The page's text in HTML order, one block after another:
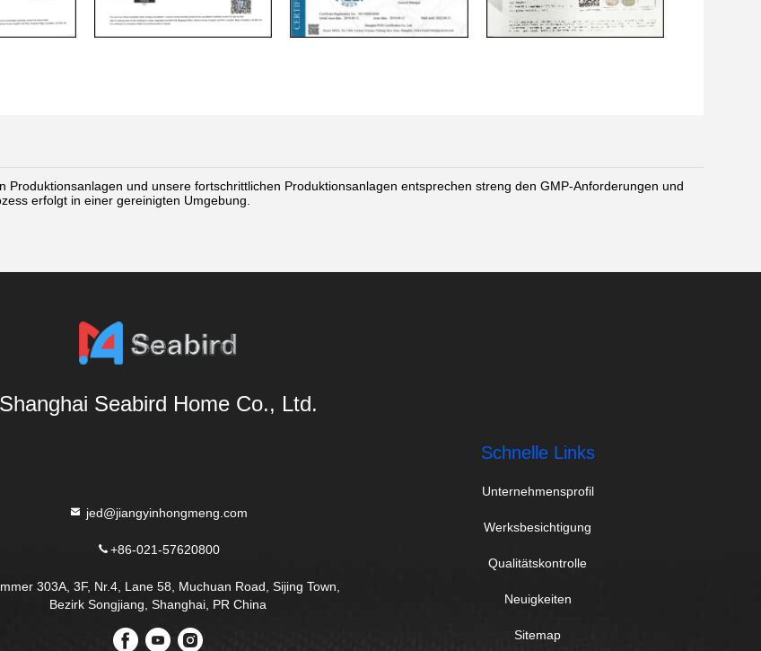
Produktionsanlagen und unsere fortschrittlichen Produktionsanlagen entsprechen streng den GMP-Anforderungen und
erfolgt in einer gereinigten Umgebung.
Shanghai Seabird Home Co., Ltd.
jed@jiangyinhongmeng.com
+86-021-57620800
303A, 3F, Nr.4, Lane 58, Muchuan Road, Sijing Town,
Bezirk Songjiang, Shanghai, PR China
Schnelle Links
Unternehmensprofil
Werksbesichtigung
Qualitätskontrolle
Neuigkeiten
Sitemap